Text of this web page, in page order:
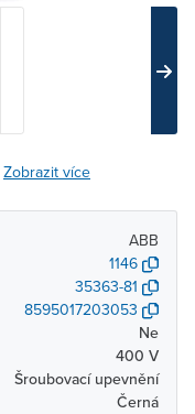
Zobrazit více
ABB
1146
35363-81
8595017203053
Ne
400 V
Šroubovací upevnění
Černá